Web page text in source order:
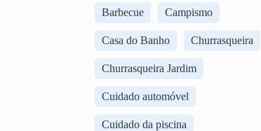
Barbecue Campismo
Casa do Banho Churrasqueira
Churrasqueira Jardim
Cuidado automóvel
Cuidado da piscina